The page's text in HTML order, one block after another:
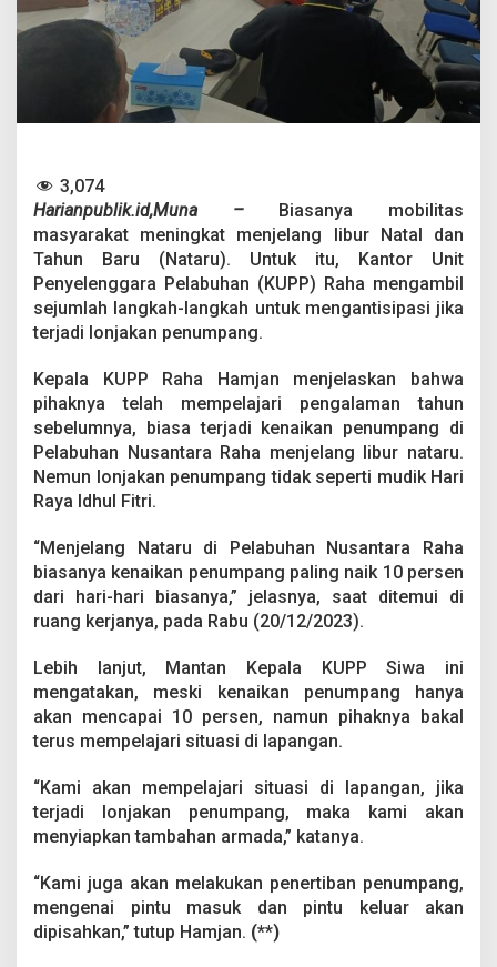
n
t
s
i
p
a
o
j
a
a
P
u
m
p
n
e
l
n
g
t
l
d
n
T
h
n
B
a
3,074
Harianpublik.id,Muna –
Biasanya mobilitas
masyarakat meningkat menjelang libur Natal dan
Tahun Baru (Nataru). Untuk itu, Kantor Unit
Penyelenggara Pelabuhan (KUPP) Raha mengambil
sejumlah langkah-langkah untuk mengantisipasi jika
terjadi lonjakan penumpang.
Kepala KUPP Raha Hamjan menjelaskan bahwa
pihaknya telah mempelajari pengalaman tahun
sebelumnya, biasa terjadi kenaikan penumpang di
Pelabuhan Nusantara Raha menjelang libur nataru.
Nemun lonjakan penumpang tidak seperti mudik Hari
Raya Idhul Fitri.
“Menjelang Nataru di Pelabuhan Nusantara Raha
biasanya kenaikan penumpang paling naik 10 persen
dari hari-hari biasanya,” jelasnya, saat ditemui di
ruang kerjanya, pada Rabu (20/12/2023).
Lebih lanjut, Mantan Kepala KUPP Siwa ini
mengatakan, meski kenaikan penumpang hanya
akan mencapai 10 persen, namun pihaknya bakal
terus mempelajari situasi di lapangan.
“Kami akan mempelajari situasi di lapangan, jika
terjadi lonjakan penumpang, maka kami akan
menyiapkan tambahan armada,” katanya.
“Kami juga akan melakukan penertiban penumpang,
mengenai pintu masuk dan pintu keluar akan
dipisahkan,” tutup Hamjan. (**)